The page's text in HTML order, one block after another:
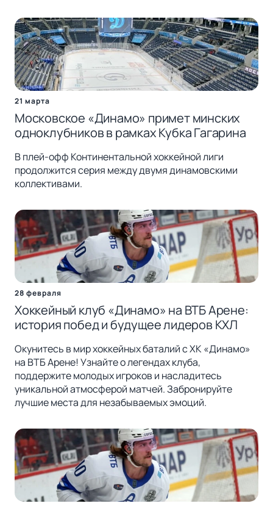
21 марта
Московское «Динамо» примет минских
одноклубников в рамках Кубка Гагарина
В плей-офф Континентальной хоккейной лиги
продолжится серия между двумя динамовскими
коллективами.
28 февраля
Хоккейный клуб «Динамо» на ВТБ Арене:
история побед и будущее лидеров КХЛ
Окунитесь в мир хоккейных баталий с ХК «Динамо»
на ВТБ Арене! Узнайте о легендах клуба,
поддержите молодых игроков и насладитесь
уникальной атмосферой матчей. Забронируйте
лучшие места для незабываемых эмоций.